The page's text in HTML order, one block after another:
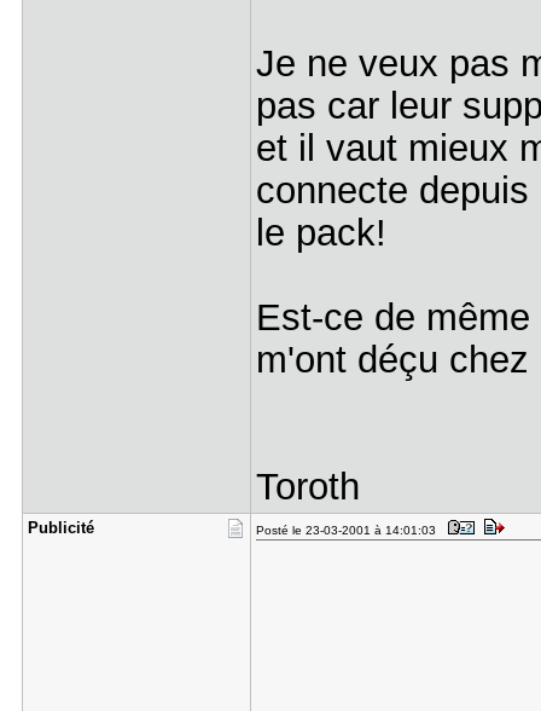
Je ne veux pas
pas car leur
et il vaut mieux
connecte
le pack!
Est-ce de
m'ont déçu chez
Toroth
Publicité Posté le 23-03-2001 à 14:01:03